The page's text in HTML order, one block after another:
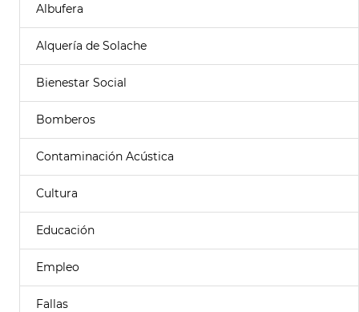
Albufera
Alquería de Solache
Bienestar Social
Bomberos
Contaminación Acústica
Cultura
Educación
Empleo
Fallas